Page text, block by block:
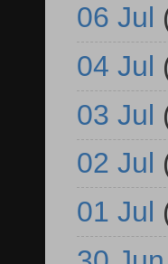
06 Jul
04 Jul
03 Jul
02 Jul
01 Jul